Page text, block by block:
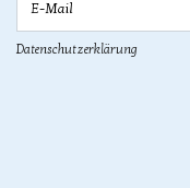
Datenschutzerklärung